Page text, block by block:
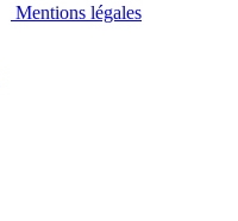
Mentions légales